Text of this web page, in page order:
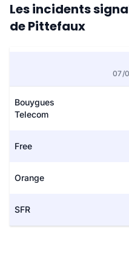
Les incidents
de Pittefaux
07/
Bouygues
Telecom
Free
Orange
SFR